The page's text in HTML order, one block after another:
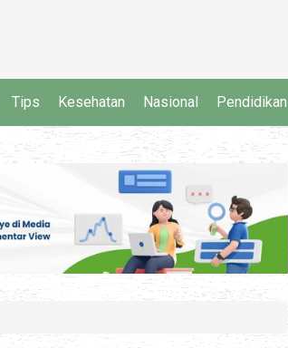
Tips Kesehatan Nasional Pendidikan